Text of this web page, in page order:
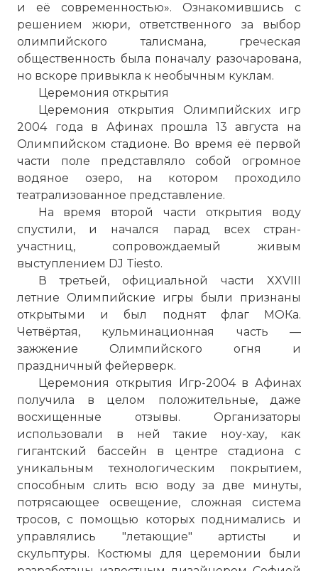
и её современностью». Ознакомившись с
решением жюри, ответственного за выбор
олимпийского талисмана, греческая
общественность была поначалу разочарована,
но вскоре привыкла к необычным куклам.
Церемония открытия
Церемония открытия Олимпийских игр
2004 года в Афинах прошла 13 августа на
Олимпийском стадионе. Во время её первой
части поле представляло собой огромное
водяное озеро, на котором проходило
театрализованное представление.
На время второй части открытия воду
спустили, и начался парад всех стран-
участниц, сопровождаемый живым
выступлением DJ Tiesto.
В третьей, официальной части XXVIII
летние Олимпийские игры были признаны
открытыми и был поднят флаг МОКа.
Четвёртая, кульминационная часть —
зажжение Олимпийского огня и
праздничный фейерверк.
Церемония открытия Игр-2004 в Афинах
получила в целом положительные, даже
восхищенные отзывы. Организаторы
использовали в ней такие ноу-хау, как
гигантский бассейн в центре стадиона с
уникальным технологическим покрытием,
способным слить всю воду за две минуты,
потрясающее освещение, сложная система
тросов, с помощью которых поднимались и
управлялись "летающие" артисты и
скульптуры. Костюмы для церемонии были